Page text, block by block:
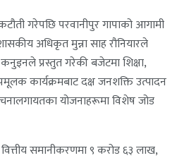
गरेपछि परवानीपुर गापाको आगामी
अधिकृत मुन्ना साह रौनियारले
प्रस्तुत गरेकी बजेटमा शिक्षा,
कार्यक्रमबाट दक्ष जनशक्ति उत्पादन
योजनाहरूमा विशेष जोड
समानीकरणमा ९ करोड ६३ लाख,